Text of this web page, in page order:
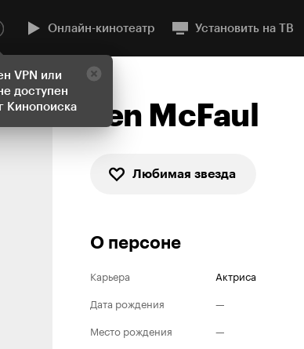
VPN или
доступен
Кинопоиска
Онлайн-кинотеатр Установить на ТВ
Jen McFaul
Любимая звезда
О персоне
Карьера
Актриса
Дата рождения
—
Место рождения
—